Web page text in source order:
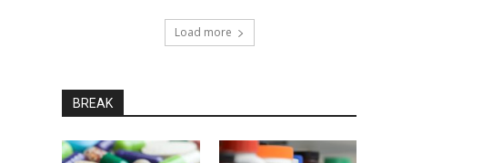
Load more
BREAK